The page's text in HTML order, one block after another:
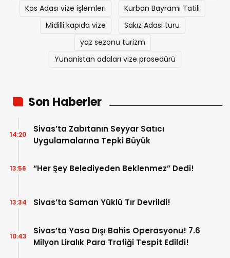
Kos Adası vize işlemleri
Kurban Bayramı Tatili
Midilli kapıda vize
Sakız Adası turu
yaz sezonu turizm
Yunanistan adaları vize prosedürü
Son Haberler
Sivas’ta Zabıtanın Seyyar Satıcı
Uygulamalarına Tepki Büyük
14:20
“Her Şey Belediyeden Beklenmez” Dedi!
13:56
Sivas’ta Saman Yüklü Tır Devrildi!
13:34
Sivas’ta Yasa Dışı Bahis Operasyonu! 7.6
Milyon Liralık Para Trafiği Tespit Edildi!
10:43